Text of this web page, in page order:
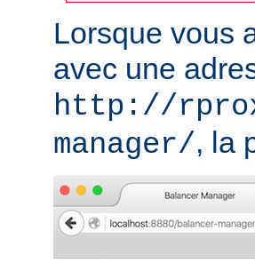
Lorsque vous
avec une
http://
manager/, la